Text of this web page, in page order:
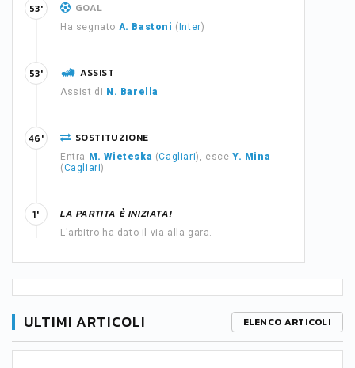
GOAL
Ha segnato A. Bastoni ( Inter)
53'
ASSIST
Assist di N. Barella
53'
SOSTITUZIONE
Entra M. Wieteska (Cagliari), esceY. Mina
(Cagliari)
46'
LA PARTITA È INIZIATA!
L'arbitro ha dato il via alla gara.
1'
ULTIMI ARTICOLI ELENCO ARTICOLI